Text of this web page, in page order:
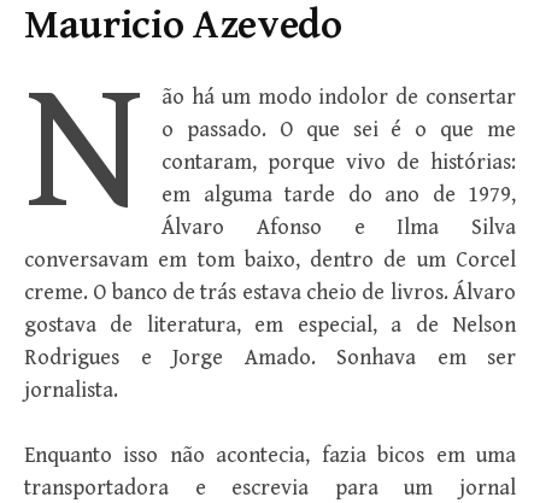
Mauricio Azevedo
N
ão há um modo indolor de consertar
o passado. O que sei é o que me
contaram, porque vivo de histórias:
em alguma tarde do ano de 1979,
Álvaro Afonso e Ilma Silva
conversavam em tom baixo, dentro de um Corcel
creme. O banco de trás estava cheio de livros. Álvaro
gostava de literatura, em especial, a de Nelson
Rodrigues e Jorge Amado. Sonhava em ser
jornalista.
Enquanto isso não acontecia, fazia bicos em uma
transportadora e escrevia para um jornal